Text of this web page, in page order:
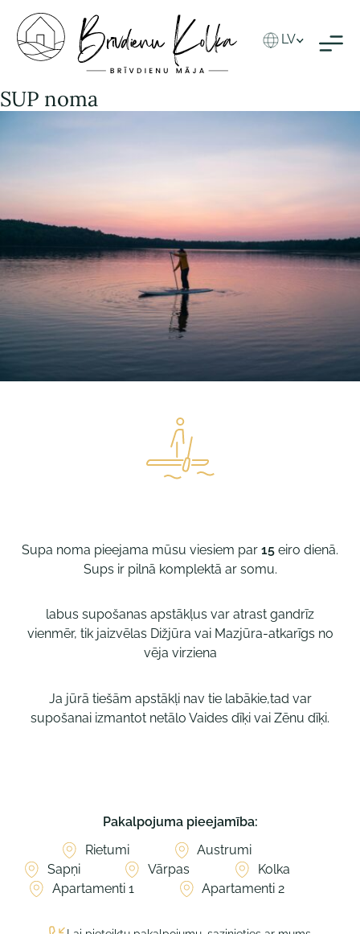
LV
SUP noma
Supa noma pieejama mūsu viesiem par 15 eiro dienā.
Sups ir pilnā komplektā ar somu.
labus supošanas apstākļus var atrast gandrīz
vienmēr, tik jaizvēlas Dižjūra vai Mazjūra-atkarīgs no
vēja virziena
Ja jūrā tiešām apstākļi nav tie labākie,tad var
supošanai izmantot netālo Vaides dīķi vai Zēnu dīķi.
Pakalpojuma pieejamība:
Rietumi
Austrumi
Sapņi
Vārpas
Kolka
Apartamenti 1
Apartamenti 2